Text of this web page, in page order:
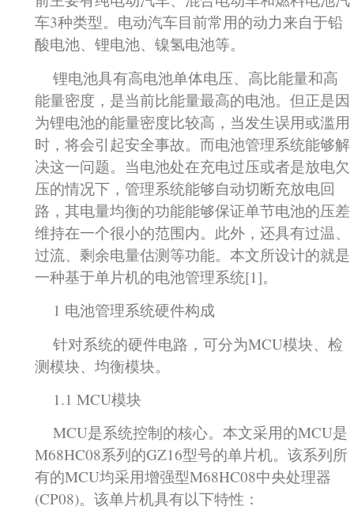
车3种类型。电动汽车目前常用的动力来自于铅
酸电池、锂电池、镍氢电池等。
锂电池具有高电池单体电压、高比能量和高
能量密度，是当前比能量最高的电池。但正是因
为锂电池的能量密度比较高，当发生误用或滥用
时，将会引起安全事故。而电池管理系统能够解
决这一问题。当电池处在充电过压或者是放电欠
压的情况下，管理系统能够自动切断充放电回
路，其电量均衡的功能能够保证单节电池的压差
维持在一个很小的范围内。此外，还具有过温、
过流、剩余电量估测等功能。本文所设计的就是
一种基于单片机的电池管理系统[1]。
1 电池管理系统硬件构成
针对系统的硬件电路，可分为MCU模块、检
测模块、均衡模块。
1.1 MCU模块
MCU是系统控制的核心。本文采用的MCU是
M68HC08系列的GZ16型号的单片机。该系列所
有的MCU均采用增强型M68HC08中央处理器
(CP08)。该单片机具有以下特性：